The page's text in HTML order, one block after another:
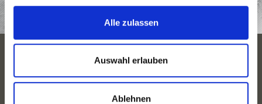
Alle zulassen
Auswahl erlauben
Ablehnen
JETZT ANFRAGEN